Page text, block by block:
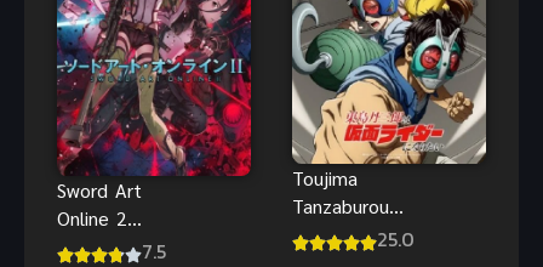
Sword Art
Online 2
(2014) ซอร์ด
7.5
Toujima
Tanzaburou
wa Kamen25.0